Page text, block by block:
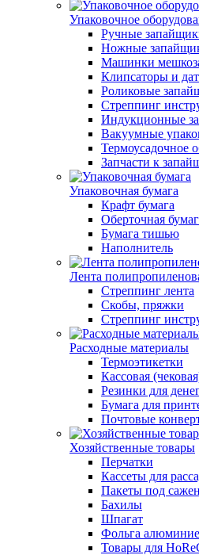
Упаковочное
Ручные
Ножные
Машинки
Клипсаторы и
Роликовые
Стреппинг
Индукционные
Вакуумные
Термоусадочное
Запчасти к
Упаковочная бумага
Крафт бумага
Оберточная
Бумага тишью
Наполнитель
Лента
Стреппинг лента
Скобы, пряжки
Стреппинг
Расходные материалы
Термоэтикетки
Кассовая
Резинки для
Бумага для
Почтовые
Хозяйственные товары
Перчатки
Кассеты для
Пакеты под
Бахилы
Шпагат
Фольга
Товары для